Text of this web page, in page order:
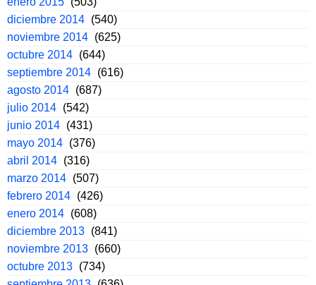
diciembre 2014 (540)
noviembre 2014 (625)
octubre 2014 (644)
septiembre 2014 (616)
agosto 2014 (687)
julio 2014 (542)
junio 2014 (431)
mayo 2014 (376)
abril 2014 (316)
marzo 2014 (507)
febrero 2014 (426)
enero 2014 (608)
diciembre 2013 (841)
noviembre 2013 (660)
octubre 2013 (734)